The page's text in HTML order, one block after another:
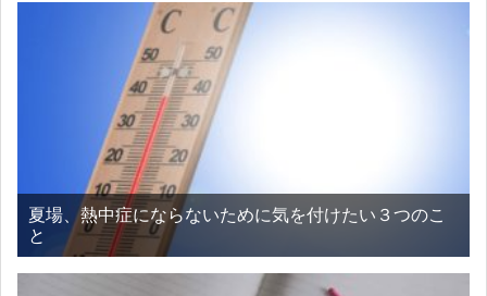
夏場、熱中症にならないために気を付けたい３つのこ
と